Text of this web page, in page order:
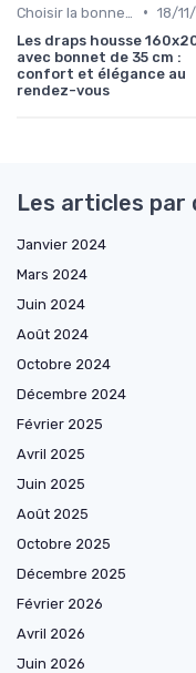
• 18/
Les draps housse
avec bonnet de 35 cm :
confort et élégance au
rendez-vous
Les articles par
Janvier 2024
Mars 2024
Juin 2024
Août 2024
Octobre 2024
Décembre 2024
Février 2025
Avril 2025
Juin 2025
Août 2025
Octobre 2025
Décembre 2025
Février 2026
Avril 2026
Juin 2026